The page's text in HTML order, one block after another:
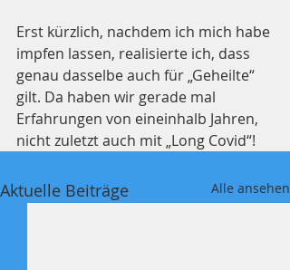
Erst kürzlich, nachdem ich mich habe
impfen lassen, realisierte ich, dass
genau dasselbe auch für „Geheilte“
gilt. Da haben wir gerade mal
Erfahrungen von eineinhalb Jahren,
nicht zuletzt auch mit „Long Covid“!
Aktuelle Beiträge Alle ansehen